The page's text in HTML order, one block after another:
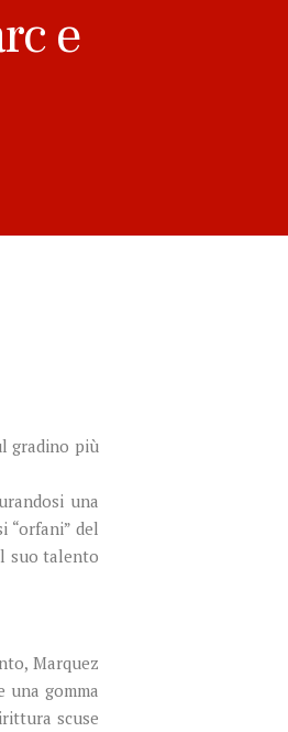
e
gradino più
una
“orfani” del
suo talento
Marquez
gomma
scuse